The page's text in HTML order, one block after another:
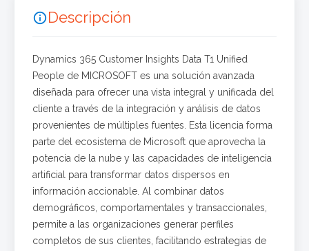
Descripción
Dynamics 365 Customer Insights Data T1 Unified
People de MICROSOFT es una solución avanzada
diseñada para ofrecer una vista integral y unificada del
cliente a través de la integración y análisis de datos
provenientes de múltiples fuentes. Esta licencia forma
parte del ecosistema de Microsoft que aprovecha la
potencia de la nube y las capacidades de inteligencia
artificial para transformar datos dispersos en
información accionable. Al combinar datos
demográficos, comportamentales y transaccionales,
permite a las organizaciones generar perfiles
completos de sus clientes, facilitando estrategias de